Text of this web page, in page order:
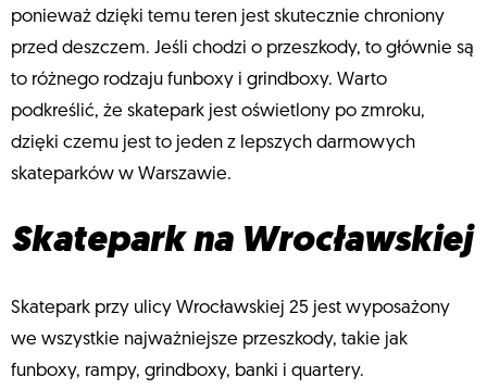
ponieważ dzięki temu teren jest skutecznie chroniony
przed deszczem. Jeśli chodzi o przeszkody, to głównie są
to różnego rodzaju funboxy i grindboxy. Warto
podkreślić, że skatepark jest oświetlony po zmroku,
dzięki czemu jest to jeden z lepszych darmowych
skateparków w Warszawie.
Skatepark na Wrocławskiej
Skatepark przy ulicy Wrocławskiej 25 jest wyposażony
we wszystkie najważniejsze przeszkody, takie jak
funboxy, rampy, grindboxy, banki i quartery.